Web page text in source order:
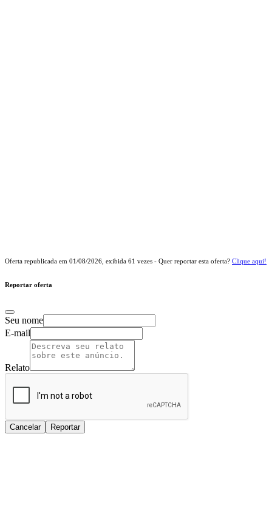
Oferta republicada em 01/08/2026 , exibida 61 vezes - Quer reportar esta oferta? Clique aqui!
Reportar oferta
Seu nome
E-mail
Relato
Cancelar Reportar